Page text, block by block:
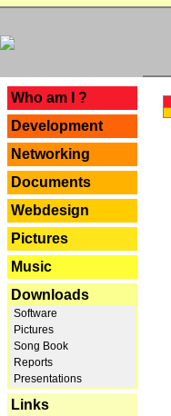
Who am I ?
Development
Networking
Documents
Webdesign
Pictures
Music
Downloads
Software
Pictures
Song Book
Reports
Presentations
Links